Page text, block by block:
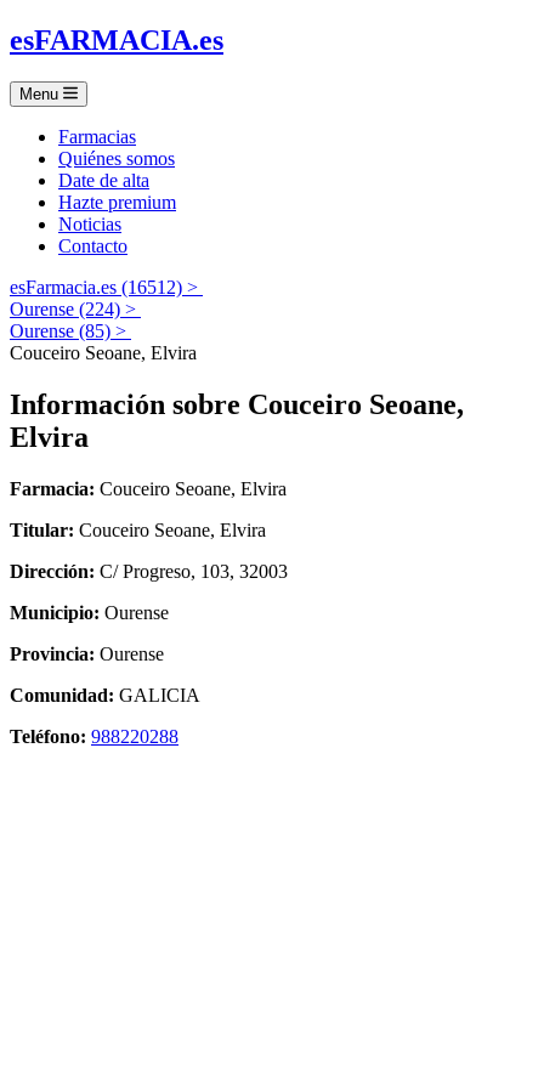
esFARMACIA.es
Menu
Farmacias
Quiénes somos
Date de alta
Hazte premium
Noticias
Contacto
esFarmacia.es (16512) >
Ourense (224) >
Ourense (85) >
Couceiro Seoane, Elvira
Información sobre Couceiro Seoane,
Elvira
Farmacia: Couceiro Seoane, Elvira
Titular: Couceiro Seoane, Elvira
Dirección: C/ Progreso, 103, 32003
Municipio: Ourense
Provincia: Ourense
Comunidad: GALICIA
Teléfono: 988220288